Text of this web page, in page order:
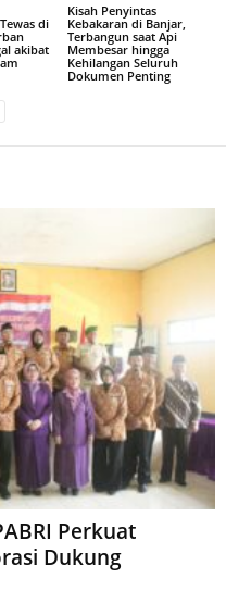
di
akibat
Kisah Penyintas
Kebakaran di Banjar,
Terbangun saat Api
Membesar hingga
Kehilangan Seluruh
Dokumen Penting
Perkuat
Dukung